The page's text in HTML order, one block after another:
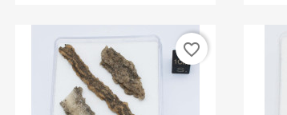
favorite_border